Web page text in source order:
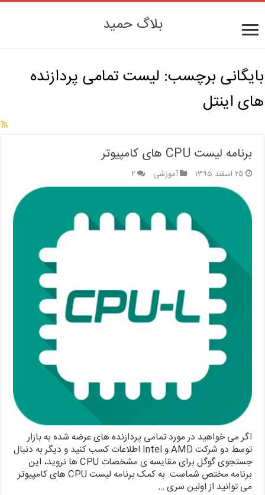
بلاگ حمید
بایگانی برچسب: لیست تمامی پردازنده
های اینتل
برنامه لیست CPU های کامپیوتر
۲۵ اسفند ۱۳۹۵ آموزشی ۲
اگر می خواهید در مورد تمامی پردازنده های عرضه شده به بازار
توسط دو شرکت AMD و Intel اطلاعات کسب کنید و دیگر به دنبال
جستجوی گوگل برای مقایسه ی مشخصات CPU ها نروید، این
برنامه مختص شماست. به کمک برنامه لیست CPU های کامپیوتر
می توانید از اولین سری …